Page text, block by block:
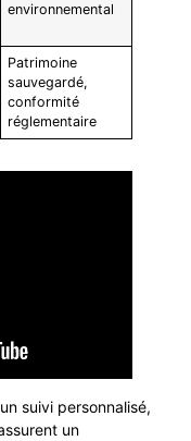
environnemental
Patrimoine
sauvegardé,
conformité
réglementaire
suivi personnalisé,
un